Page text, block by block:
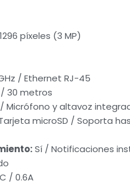
píxeles (3 MP)
/ Ethernet RJ-45
/ 30 metros
Micrófono y altavoz
microSD / Soporta
Sí / Notificaciones
/ 0.6A